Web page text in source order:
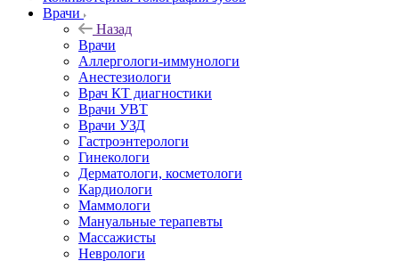
Врачи
Назад
Врачи
Аллергологи-иммунологи
Анестезиологи
Врач КТ диагностики
Врачи УВТ
Врачи УЗД
Гастроэнтерологи
Гинекологи
Дерматологи, косметологи
Кардиологи
Маммологи
Мануальные терапевты
Массажисты
Неврологи